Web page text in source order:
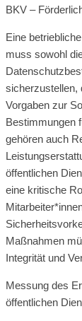
BKV –
Eine
muss sowohl
sicherzustellen,
Vorgaben zur
Bestimmungen
gehören auch
öffentlichen
eine kritische
Maßnahmen
Integrität und
Messung des
öffentlichen